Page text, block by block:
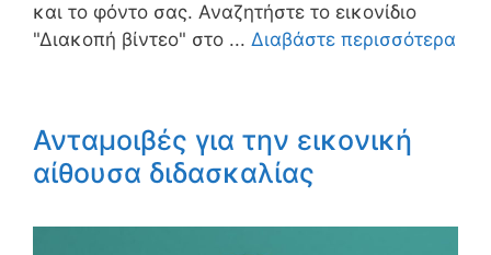
και το φόντο σας. Αναζητήστε το εικονίδιο
"Διακοπή βίντεο" στο ... Διαβάστε περισσότερα
Ανταμοιβές για την εικονική
αίθουσα διδασκαλίας